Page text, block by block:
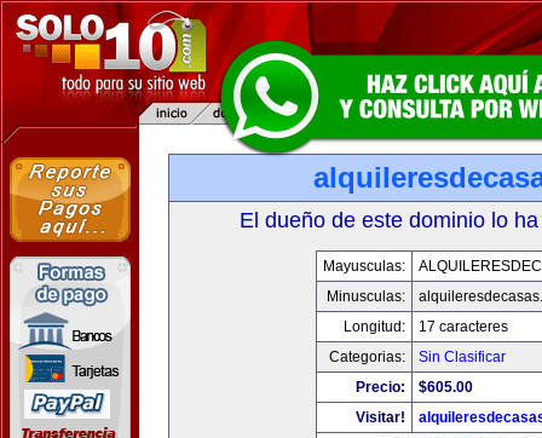
El dueño de este dominio lo
Mayusculas:
Minusculas:
Longitud:
17 caracteres
Categorias:
Sin Clasificar
Precio:
$605.00
Visitar!